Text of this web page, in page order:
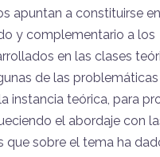
apuntan a constituirse
y complementario a los
en las clases
de las problemáticas
instancia teórica, para
el abordaje con
que sobre el tema ha